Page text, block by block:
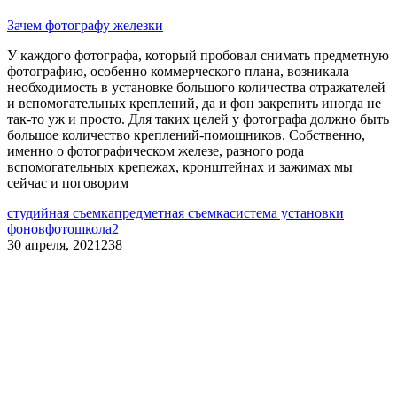
Зачем фотографу железки
У каждого фотографа, который пробовал снимать предметную
фотографию, особенно коммерческого плана, возникала
необходимость в установке большого количества отражателей
и вспомогательных креплений, да и фон закрепить иногда не
так-то уж и просто. Для таких целей у фотографа должно быть
большое количество креплений-помощников. Собственно,
именно о фотографическом железе, разного рода
вспомогательных крепежах, кронштейнах и зажимах мы
сейчас и поговорим
студийная съемкапредметная съемкасистема установки
фоновфотошкола2
30 апреля, 2021 238